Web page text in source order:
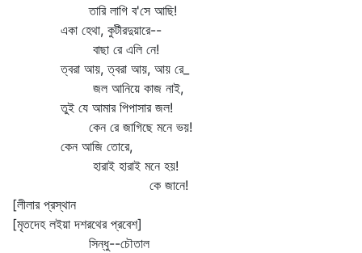
তারি লাগি ব'সে আছি!
একা হেথা, কুটীরদুয়ারে--
বাছা রে এলি নে!
ত্বরা আয়, ত্বরা আয়, আয় রে_
জল আনিয়ে কাজ নাই,
তুই যে আমার পিপাসার জল!
কেন রে জাগিছে মনে ভয়!
কেন আজি তোরে,
হারাই হারাই মনে হয়!
কে জানে!
[লীলার প্রস্থান
[মৃতদেহ লইয়া দশরথের প্রবেশ]
সিন্ধু--চৌতাল